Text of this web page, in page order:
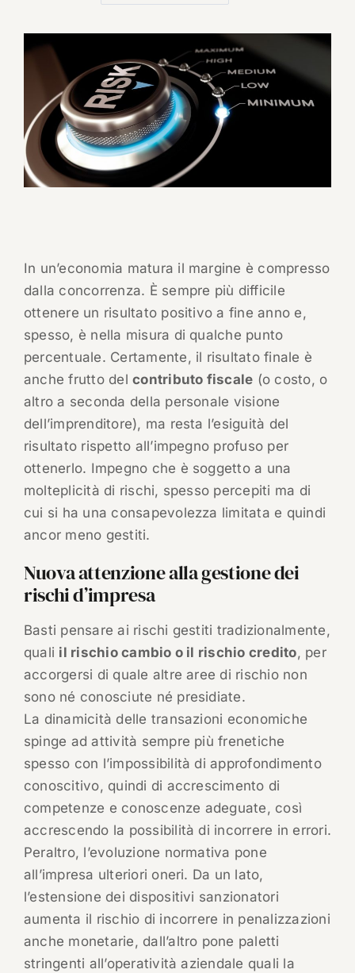
In un’economia matura il margine è compresso
dalla concorrenza. È sempre più difficile
ottenere un risultato positivo a fine anno e,
spesso, è nella misura di qualche punto
percentuale. Certamente, il risultato finale è
anche frutto delcontributo fiscale (o costo, o
altro a seconda della personale visione
dell’imprenditore), ma resta l’esiguità del
risultato rispetto all’impegno profuso per
ottenerlo. Impegno che è soggetto a una
molteplicità di rischi, spesso percepiti ma di
cui si ha una consapevolezza limitata e quindi
ancor meno gestiti.
Nuova attenzione alla gestione dei
rischi d’impresa
Basti pensare ai rischi gestiti tradizionalmente,
quali il rischio cambio o il rischio credito, per
accorgersi di quale altre aree di rischio non
sono né conosciute né presidiate.
La dinamicità delle transazioni economiche
spinge ad attività sempre più frenetiche
spesso con l’impossibilità di approfondimento
conoscitivo, quindi di accrescimento di
competenze e conoscenze adeguate, così
accrescendo la possibilità di incorrere in errori.
Peraltro, l’evoluzione normativa pone
all’impresa ulteriori oneri. Da un lato,
l’estensione dei dispositivi sanzionatori
aumenta il rischio di incorrere in penalizzazioni
anche monetarie, dall’altro pone paletti
stringenti all’operatività aziendale quali la